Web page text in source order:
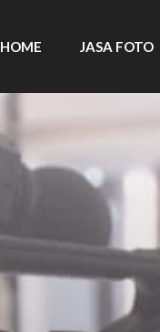
HOME JASA FOTO